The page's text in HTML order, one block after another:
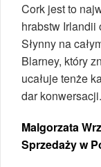
Cork jest to
hrabstw Irlandii
Słynny na
Blarney, który
ucałuje tenże
dar konwersacji.
Malgorzata
Sprzedaży w